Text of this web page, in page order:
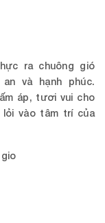
ra chuông gió
và hạnh phúc.
áp, tươi vui cho
lỏi vào tâm trí của